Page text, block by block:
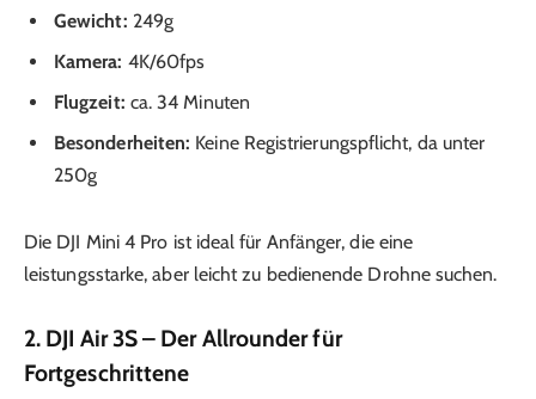
Gewicht: 249g
Kamera: 4K/60fps
Flugzeit: ca. 34 Minuten
Besonderheiten: Keine Registrierungspflicht, da unter
250g
Die DJI Mini 4 Pro ist ideal für Anfänger, die eine
leistungsstarke, aber leicht zu bedienende Drohne suchen.
2. DJI Air 3S – Der Allrounder für
Fortgeschrittene